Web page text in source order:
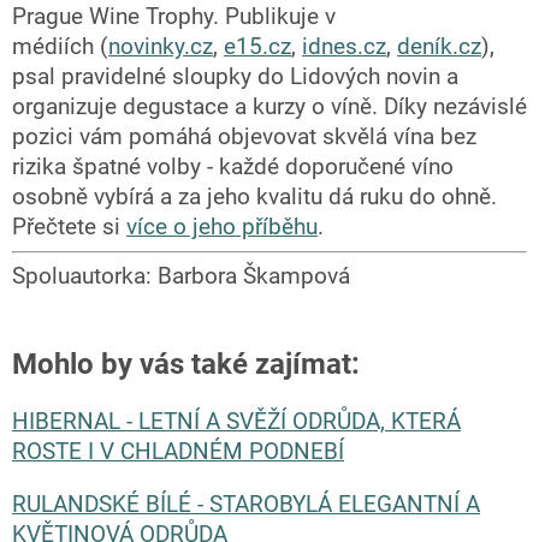
Prague Wine Trophy. Publikuje v
médiích (novinky.cz, e15.cz, idnes.cz, deník.cz),
psal pravidelné sloupky do Lidových novin a
organizuje degustace a kurzy o víně. Díky nezávislé
pozici vám pomáhá objevovat skvělá vína bez
rizika špatné volby - každé doporučené víno
osobně vybírá a za jeho kvalitu dá ruku do ohně.
Přečtete si více o jeho příběhu.
Spoluautorka: Barbora Škampová
Mohlo by vás také zajímat:
HIBERNAL - LETNÍ A SVĚŽÍ ODRŮDA, KTERÁ
ROSTE I V CHLADNÉM PODNEBÍ
RULANDSKÉ BÍLÉ - STAROBYLÁ ELEGANTNÍ A
KVĚTINOVÁ ODRŮDA